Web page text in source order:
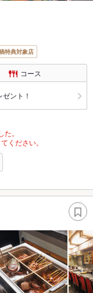
特典対象店
コース
ント！
。
ください。